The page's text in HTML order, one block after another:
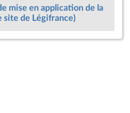
mise en application de la
site de Légifrance)